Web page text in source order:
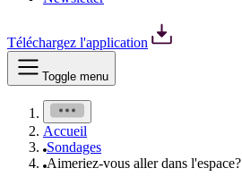
Téléchargez l'application
Toggle menu
Accueil
Sondages
Aimeriez-vous aller dans l'espace?